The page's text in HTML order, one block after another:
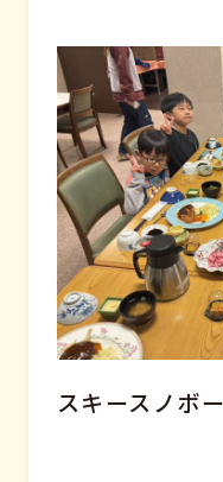
スキースノボ